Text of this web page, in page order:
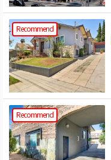
Recommend
Recommend